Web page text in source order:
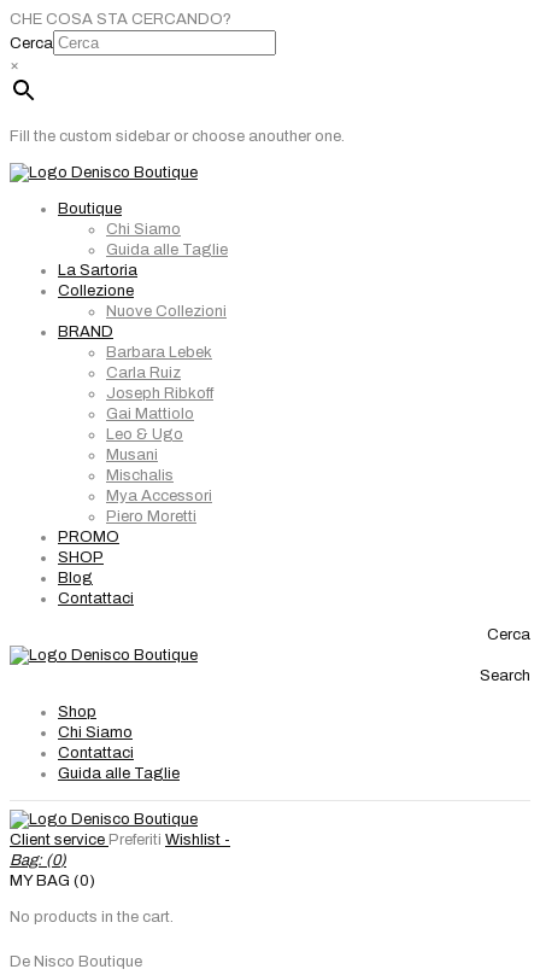
CHE COSA STA CERCANDO?
Cerca
×
Fill the custom sidebar or choose anouther one.
Boutique
Chi Siamo
Guida alle Taglie
La Sartoria
Collezione
Nuove Collezioni
BRAND
Barbara Lebek
Carla Ruiz
Joseph Ribkoff
Gai Mattiolo
Leo & Ugo
Musani
Mischalis
Mya Accessori
Piero Moretti
PROMO
SHOP
Blog
Contattaci
Cerca
Search
Shop
Chi Siamo
Contattaci
Guida alle Taglie
Client service Preferiti Wishlist -
Bag: (0)
MY BAG (0)
No products in the cart.
De Nisco Boutique